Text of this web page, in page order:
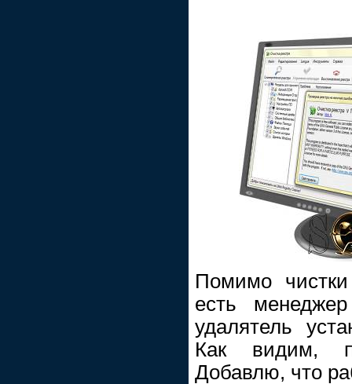
Помимо
есть
удалятель
Как видим,
Добавлю, что